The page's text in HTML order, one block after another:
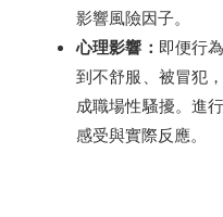
影響風險因子。
心理影響： 即便行
到不舒服、被冒犯
成職場性騷擾。進
感受與實際反應。